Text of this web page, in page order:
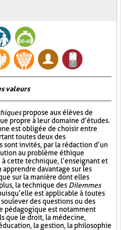
valeurs
propose aux élèves de
propre à leur domaine d’études.
est obligée de choisir entre
toutes deux des
invités, par la rédaction d’un
au problème éthique
cette technique, l’enseignant et
apprendre davantage sur les
sur la manière dont elles
la technique des Dilemmes
est applicable à toutes
des questions ou des
pédagogique est notamment
que le droit, la médecine,
la gestion, la philosophie